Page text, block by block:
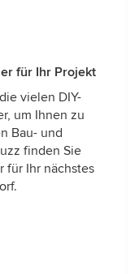
für Ihr Projekt
vielen DIY-
um Ihnen zu
Bau- und
finden Sie
für Ihr nächstes